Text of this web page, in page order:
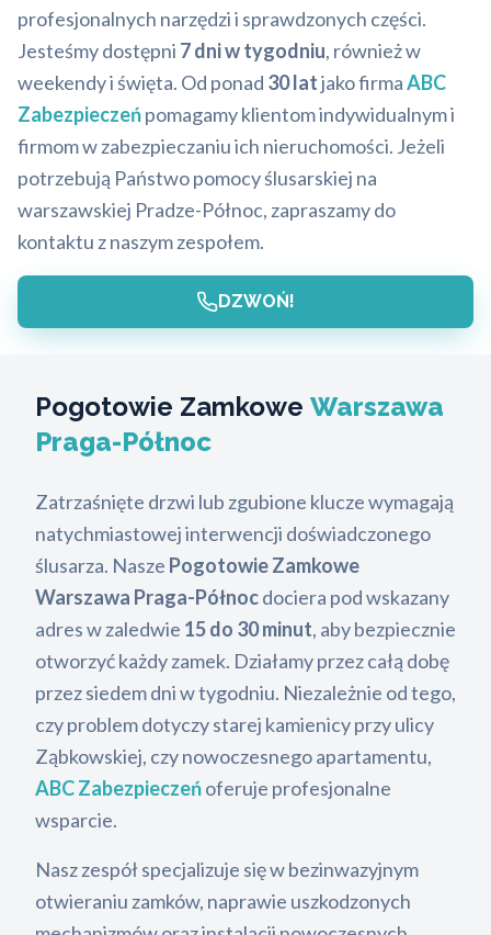
profesjonalnych narzędzi i sprawdzonych części.
Jesteśmy dostępni 7 dni w tygodniu, również w
weekendy i święta. Od ponad 30 latjako firmaABC
Zabezpieczeńpomagamy klientom indywidualnym i
firmom w zabezpieczaniu ich nieruchomości. Jeżeli
potrzebują Państwo pomocy ślusarskiej na
warszawskiej Pradze-Północ, zapraszamy do
kontaktu z naszym zespołem.
DZWOŃ!
Pogotowie Zamkowe Warszawa
Praga-Północ
Zatrzaśnięte drzwi lub zgubione klucze wymagają
natychmiastowej interwencji doświadczonego
ślusarza. Nasze Pogotowie Zamkowe
Warszawa Praga-Północdociera pod wskazany
adres w zaledwie 15 do 30 minut, aby bezpiecznie
otworzyć każdy zamek. Działamy przez całą dobę
przez siedem dni w tygodniu. Niezależnie od tego,
czy problem dotyczy starej kamienicy przy ulicy
Ząbkowskiej, czy nowoczesnego apartamentu,
ABC Zabezpieczeńoferuje profesjonalne
wsparcie.
Nasz zespół specjalizuje się w bezinwazyjnym
otwieraniu zamków, naprawie uszkodzonych